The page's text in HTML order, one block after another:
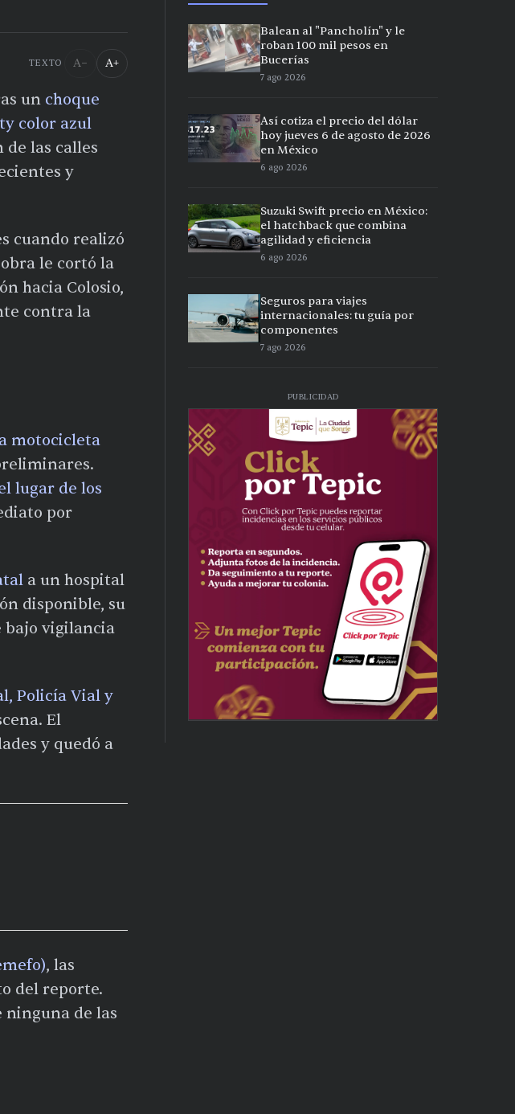
TEXTO A− A+
un choque
color azul
de las calles
y
cuando realizó
le cortó la
hacia Colosio,
contra la
motocicleta
lugar de los
por
a un hospital
disponible, su
bajo vigilancia
Policía Vial y
El
y quedó a
, las
del reporte.
ninguna de las
Balean al "Pancholín" y le
roban 100 mil pesos en
Bucerías
7 ago 2026
Así cotiza el precio del dólar
hoy jueves 6 de agosto de 2026
en México
6 ago 2026
Suzuki Swift precio en México:
el hatchback que combina
agilidad y eficiencia
6 ago 2026
Seguros para viajes
internacionales: tu guía por
componentes
7 ago 2026
PUBLICIDAD